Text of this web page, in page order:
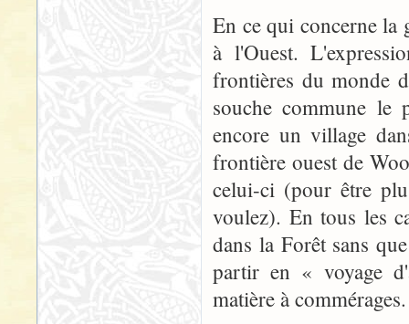
En ce qui concerne la
à l'Ouest.
frontières du monde
souche commune
encore un village
frontière ouest de
celui-ci (pour être
voulez). En tous les
dans la Forêt sans
partir en « voyage
matière à commérages.